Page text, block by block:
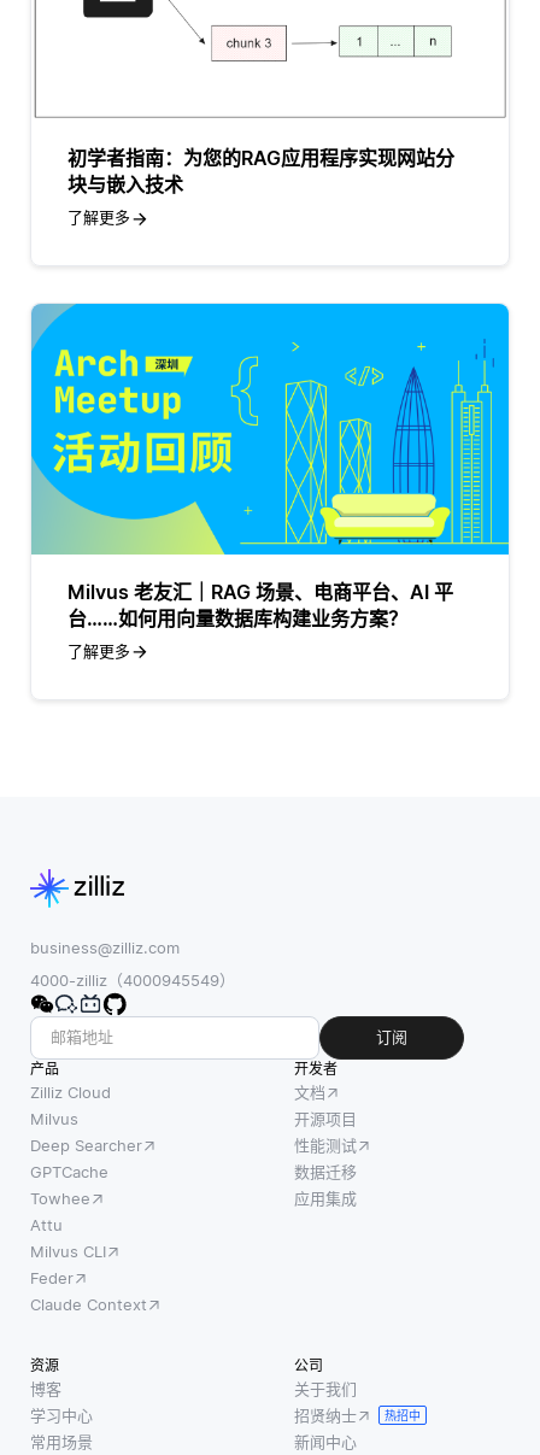
初学者指南：为您的RAG应用程序实现网站分
块与嵌入技术
了解更多
Milvus 老友汇｜RAG 场景、电商平台、AI 平
台……如何用向量数据库构建业务方案？
了解更多
business@zilliz.com
4000-zilliz（4000945549）
订阅
产品
Zilliz Cloud
Milvus
Deep Searcher
GPTCache
Towhee
Attu
Milvus CLI
Feder
Claude Context
开发者
文档
开源项目
性能测试
数据迁移
应用集成
资源
博客
学习中心
常用场景
公司
关于我们
招贤纳士
热招中
新闻中心